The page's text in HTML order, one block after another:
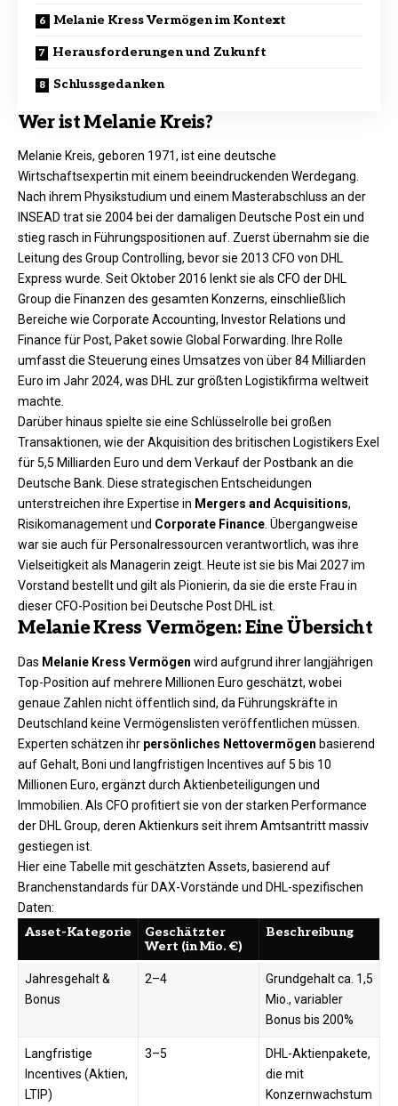
Melanie Kress Vermögen im Kontext
Herausforderungen und Zukunft
Schlussgedanken
Wer ist Melanie Kreis?
Melanie Kreis, geboren 1971, ist eine deutsche
Wirtschaftsexpertin mit einem beeindruckenden Werdegang.
Nach ihrem Physikstudium und einem Masterabschluss an der
INSEAD trat sie 2004 bei der damaligen Deutsche Post ein und
stieg rasch in Führungspositionen auf. Zuerst übernahm sie die
Leitung des Group Controlling, bevor sie 2013 CFO von DHL
Express wurde. Seit Oktober 2016 lenkt sie als CFO der DHL
Group die Finanzen des gesamten Konzerns, einschließlich
Bereiche wie Corporate Accounting, Investor Relations und
Finance für Post, Paket sowie Global Forwarding. Ihre Rolle
umfasst die Steuerung eines Umsatzes von über 84 Milliarden
Euro im Jahr 2024, was DHL zur größten Logistikfirma weltweit
machte.​
Darüber hinaus spielte sie eine Schlüsselrolle bei großen
Transaktionen, wie der Akquisition des britischen Logistikers Exel
für 5,5 Milliarden Euro und dem Verkauf der Postbank an die
Deutsche Bank. Diese strategischen Entscheidungen
unterstreichen ihre Expertise in Mergers and Acquisitions,
Risikomanagement und Corporate Finance . Übergangweise
war sie auch für Personalressourcen verantwortlich, was ihre
Vielseitigkeit als Managerin zeigt. Heute ist sie bis Mai 2027 im
Vorstand bestellt und gilt als Pionierin, da sie die erste Frau in
dieser CFO-Position bei Deutsche Post DHL ist.​
Melanie Kress Vermögen: Eine Übersicht
Das Melanie Kress Vermögen wird aufgrund ihrer langjährigen
Top-Position auf mehrere Millionen Euro geschätzt, wobei
genaue Zahlen nicht öffentlich sind, da Führungskräfte in
Deutschland keine Vermögenslisten veröffentlichen müssen.
Experten schätzen ihr persönliches Nettovermögen basierend
auf Gehalt, Boni und langfristigen Incentives auf 5 bis 10
Millionen Euro, ergänzt durch Aktienbeteiligungen und
Immobilien. Als CFO profitiert sie von der starken Performance
der DHL Group, deren Aktienkurs seit ihrem Amtsantritt massiv
gestiegen ist.​
Hier eine Tabelle mit geschätzten Assets, basierend auf
Branchenstandards für DAX-Vorstände und DHL-spezifischen
Daten:
Asset-Kategorie
Geschätzter
Wert (in Mio. €)
Beschreibung ​
Jahresgehalt &
Bonus
2–4
Grundgehalt ca. 1,5
Mio., variabler
Bonus bis 200% ​
Langfristige
Incentives (Aktien,
LTIP)
3–5
DHL-Aktienpakete,
die mit
Konzernwachstum